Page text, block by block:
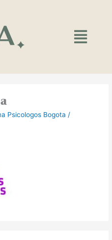
Main
Menu
Psicologos Bogota /